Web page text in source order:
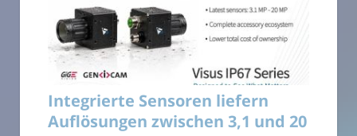
Integrierte Sensoren liefern
Auflösungen zwischen 3,1 und 20